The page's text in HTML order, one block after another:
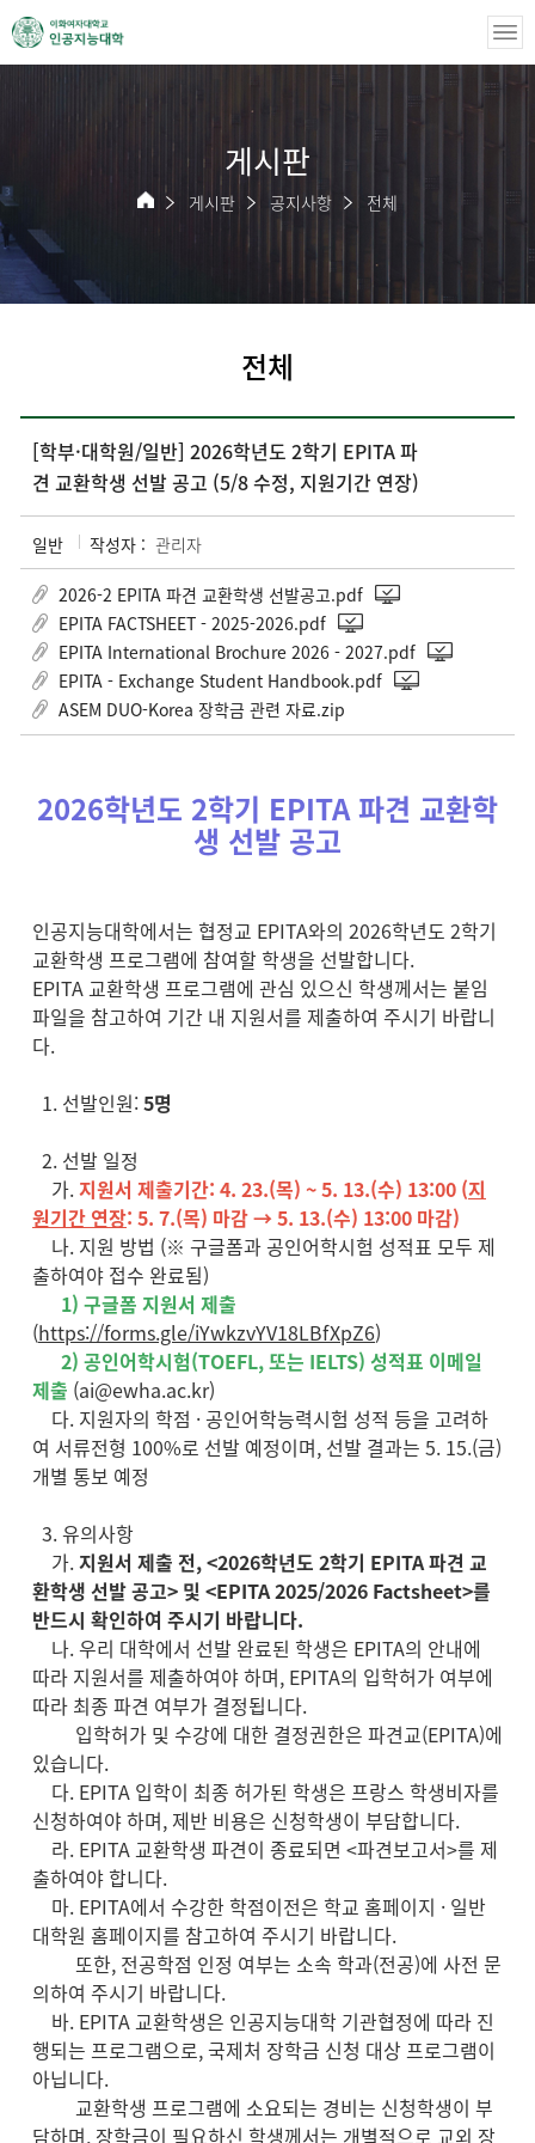
게시판
게시판 공지사항 전체
전체
[학부·대학원/일반] 2026학년도 2학기 EPITA 파
견 교환학생 선발 공고 (5/8 수정, 지원기간 연장)
일반 작성자 : 관리자
2026-2 EPITA 파견 교환학생 선발공고.pdf
EPITA FACTSHEET - 2025-2026.pdf
EPITA International Brochure 2026 - 2027.pdf
EPITA - Exchange Student Handbook.pdf
ASEM DUO-Korea 장학금 관련 자료.zip
2026학년도 2학기 EPITA 파견 교환학
생 선발 공고
인공지능대학에서는 협정교 EPITA와의 2026학년도 2학기
교환학생 프로그램에 참여할 학생을 선발합니다.
EPITA 교환학생 프로그램에 관심 있으신 학생께서는 붙임
파일을 참고하여 기간 내 지원서를 제출하여 주시기 바랍니
다.
1. 선발인원:5명
2. 선발 일정
가.지원서 제출기간: 4. 23.(목) ~ 5. 13.(수) 13:00 (지
원기간 연장: 5. 7.(목) 마감 → 5. 13.(수) 13:00 마감)
나. 지원 방법 (※ 구글폼과 공인어학시험 성적표 모두 제
출하여야 접수 완료됨)
1) 구글폼 지원서 제출
(https://forms.gle/iYwkzvYV18LBfXpZ6)
2) 공인어학시험(TOEFL, 또는 IELTS) 성적표 이메일
제출 (ai@ewha.ac.kr)
다. 지원자의 학점 · 공인어학능력시험 성적 등을 고려하
여 서류전형 100%로 선발 예정이며, 선발 결과는 5. 15.(금)
개별 통보 예정
3. 유의사항
가.지원서 제출 전, <2026학년도 2학기 EPITA 파견 교
환학생 선발 공고> 및 <EPITA 2025/2026 Factsheet>를
반드시 확인하여 주시기 바랍니다.
나. 우리 대학에서 선발 완료된 학생은 EPITA의 안내에
따라 지원서를 제출하여야 하며, EPITA의 입학허가 여부에
따라 최종 파견 여부가 결정됩니다.
입학허가 및 수강에 대한 결정권한은 파견교(EPITA)에
있습니다.
다. EPITA 입학이 최종 허가된 학생은 프랑스 학생비자를
신청하여야 하며, 제반 비용은 신청학생이 부담합니다.
라. EPITA 교환학생 파견이 종료되면 <파견보고서>를 제
출하여야 합니다.
마. EPITA에서 수강한 학점이전은 학교 홈페이지 · 일반
대학원 홈페이지를 참고하여 주시기 바랍니다.
또한, 전공학점 인정 여부는 소속 학과(전공)에 사전 문
의하여 주시기 바랍니다.
바. EPITA 교환학생은 인공지능대학 기관협정에 따라 진
행되는 프로그램으로, 국제처 장학금 신청 대상 프로그램이
아닙니다.
교환학생 프로그램에 소요되는 경비는 신청학생이 부
담하며, 장학금이 필요하신 학생께서는 개별적으로 교외 장